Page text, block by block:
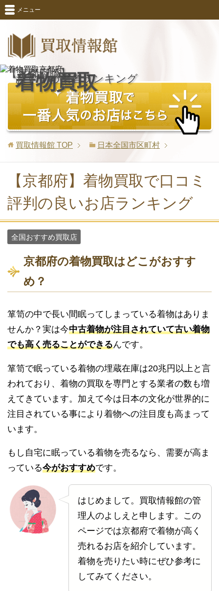
メニュー
【京都府版】
着物買取
おすすめ業者ランキング
買取情報館 TOP 日本全国市区町村
【京都府】着物買取で口コミ
評判の良いお店ランキング
全国おすすめ買取店
京都府の着物買取はどこがおすす
め？
箪笥の中で長い間眠ってしまっている着物はありま
せんか？実は今中古着物が注目されていて古い着物
でも高く売ることができるんです。
箪笥で眠っている着物の埋蔵在庫は20兆円以上と言
われており、着物の買取を専門とする業者の数も増
えてきています。加えて今は日本の文化が世界的に
注目されている事により着物への注目度も高まって
います。
もし自宅に眠っている着物を売るなら、需要が高ま
っている今がおすすめです。
はじめまして。買取情報館の管
理人のよしえと申します。この
ページでは京都府で着物が高く
売れるお店を紹介しています。
着物を売りたい時にぜひ参考に
してみてください。